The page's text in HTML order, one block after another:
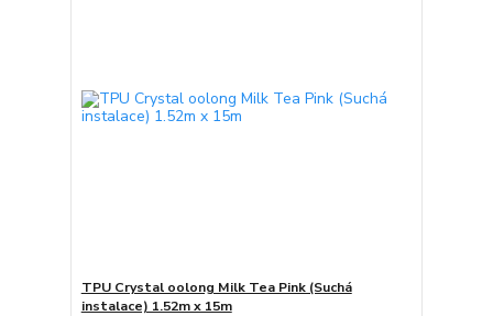
TPU Crystal oolong Milk Tea Pink (Suchá
instalace) 1.52m x 15m